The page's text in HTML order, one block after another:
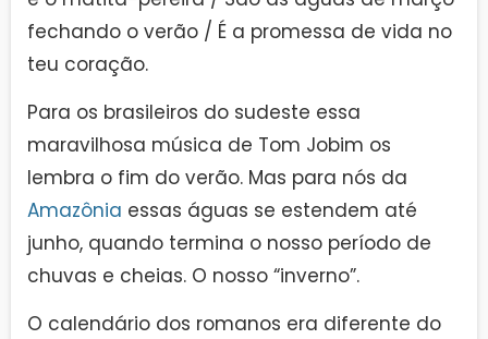
fechando o verão / É a promessa de vida no
teu coração.
Para os brasileiros do sudeste essa
maravilhosa música de Tom Jobim os
lembra o fim do verão. Mas para nós da
Amazônia essas águas se estendem até
junho, quando termina o nosso período de
chuvas e cheias. O nosso “inverno”.
O calendário dos romanos era diferente do